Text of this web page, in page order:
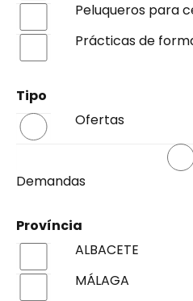
Peluqueros para
Prácticas de
Tipo
Ofertas
Demandas
Província
ALBACETE
MÁLAGA